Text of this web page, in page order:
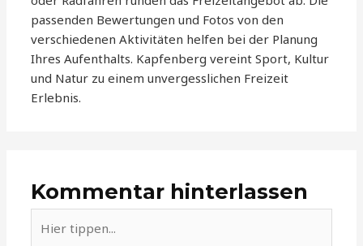
passenden Bewertungen und Fotos von den
verschiedenen Aktivitäten helfen bei der Planung
Ihres Aufenthalts. Kapfenberg vereint Sport, Kultur
und Natur zu einem unvergesslichen Freizeit
Erlebnis.
Kommentar hinterlassen
tippen...